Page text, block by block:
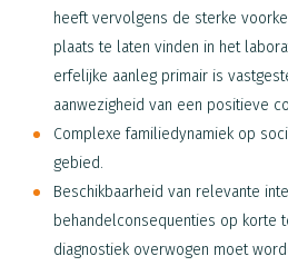
heeft vervolgens de sterke
plaats te laten vinden in het
erfelijke aanleg primair is
aanwezigheid van een positieve
Complexe familiedynamiek op
gebied.
Beschikbaarheid van relevante
behandelconsequenties op korte
diagnostiek overwogen moet